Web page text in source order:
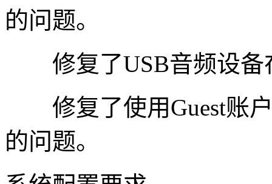
的问题。
修复了USB音频设备
修复了使用Guest账户
的问题。